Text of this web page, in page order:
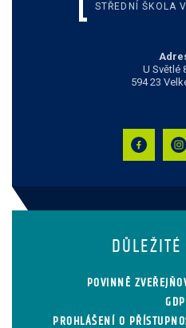
STŘEDNÍ ŠKOLA
U Světlé
594 23
POVINNĚ
PROHLÁŠENÍ O